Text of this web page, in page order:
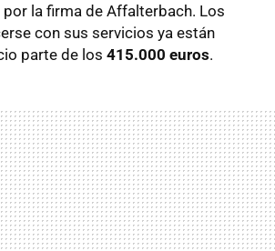
la firma de Affalterbach. Los
con sus servicios ya están
parte de los 415.000 euros.